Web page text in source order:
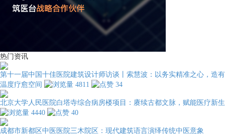
热门资讯
第十一届中国十佳医院建筑设计师访谈丨索慧波：以务实精准之心，造有
温度疗愈空间
4811 34
北京大学人民医院白塔寺综合病房楼项目：赓续古都文脉，赋能医疗新生
4440
40
成都市新都区中医医院三木院区：现代建筑语言演绎传统中医意象